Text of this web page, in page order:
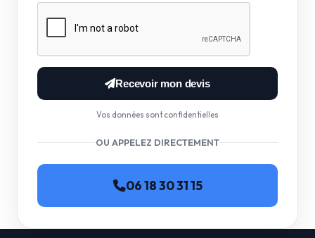
Recevoir mon devis
Vos données sont confidentielles
OU APPELEZ DIRECTEMENT
06 18 30 31 15